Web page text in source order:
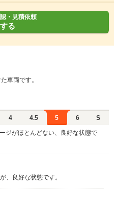
・見積依頼
る
車両です。
4 4.5 5 6 S
ジがほとんどない、良好な状態で
、良好な状態です。